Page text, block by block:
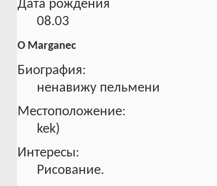
Дата рождения
08.03
О Marganec
Биография:
ненавижу пельмени
Местоположение:
kek)
Интересы:
Рисование.